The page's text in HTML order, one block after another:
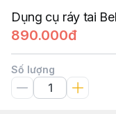
Dụng cụ ráy tai
890.000đ
Số lượng